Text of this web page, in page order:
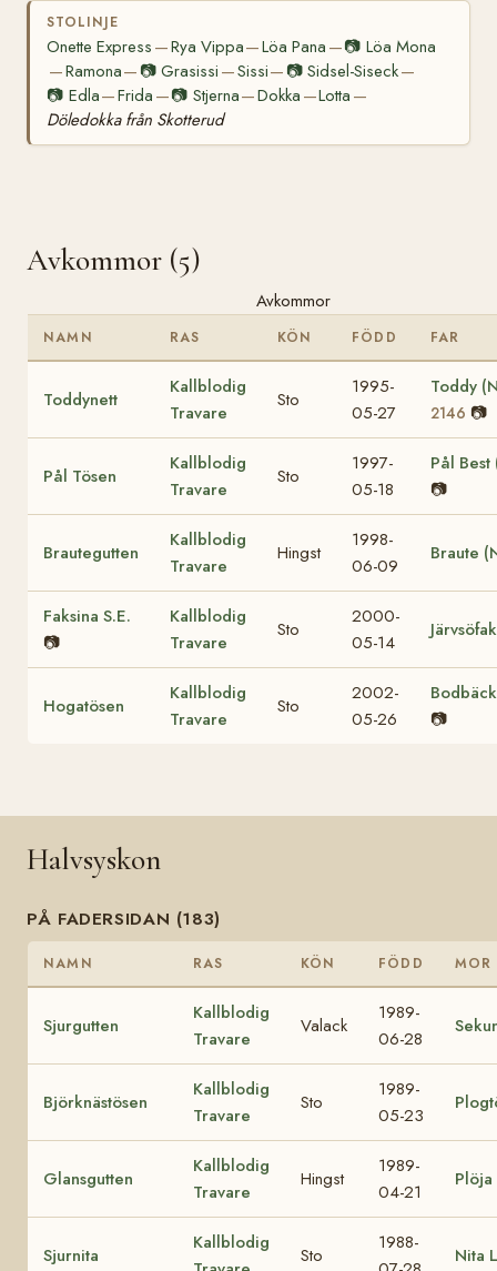
STOLINJE
Onette Express —Rya Vippa—Löa Pana —📷 Löa Mona
—Ramona— 📷Grasissi —Sissi— 📷Sidsel-Siseck—
📷 Edla—Frida —📷 Stjerna—Dokka —Lotta —
Döledokka från Skotterud
Avkommor (5)
Avkommor
NAMN RAS KÖN FÖDD FAR
Toddynett
Kallblodig
Travare
Sto
1995-
05-27
Toddy
2146 📷
Pål Tösen
Kallblodig
Travare
Sto
1997-
05-18
Pål Best
📷
Brautegutten
Kallblodig
Travare
Hingst
1998-
06-09
Braute
Faksina S.E.
📷
Kallblodig
Travare
Sto
2000-
05-14
Hogatösen
Kallblodig
Travare
Sto
2002-
05-26
📷
Halvsyskon
PÅ FADERSIDAN (183)
NAMN RAS KÖN FÖDD MOR
Sjurgutten
Kallblodig
Travare
Valack
1989-
06-28
Björknästösen
Kallblodig
Travare
Sto
1989-
05-23
Glansgutten
Kallblodig
Travare
Hingst
1989-
04-21
Plöja
Sjurnita
Kallblodig
Sto
1988-
Nita